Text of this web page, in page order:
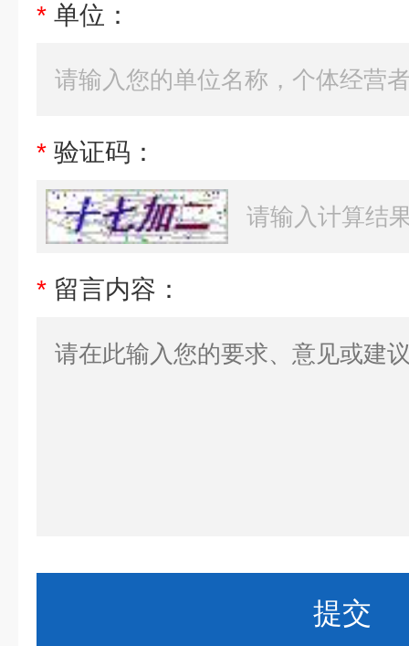
* 单位：
* 验证码：
* 留言内容：